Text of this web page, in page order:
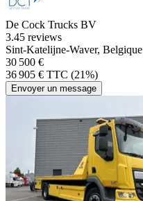
De Cock Trucks BV
3.45 reviews
Sint-Katelijne-Waver, Belgique
30 500 €
36 905 € TTC (21%)
Envoyer un message